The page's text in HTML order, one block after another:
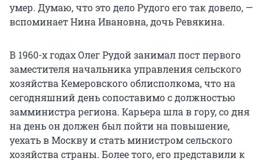
умер. Думаю, что это дело Рудого его так довело, —
вспоминает Нина Ивановна, дочь Ревякина.
В 1960-х годах Олег Рудой занимал пост первого
заместителя начальника управления сельского
хозяйства Кемеровского облисполкома, что на
сегодняшний день сопоставимо с должностью
замминистра региона. Карьера шла в гору, со дня
на день он должен был пойти на повышение,
уехать в Москву и стать министром сельского
хозяйства страны. Более того, его представили к